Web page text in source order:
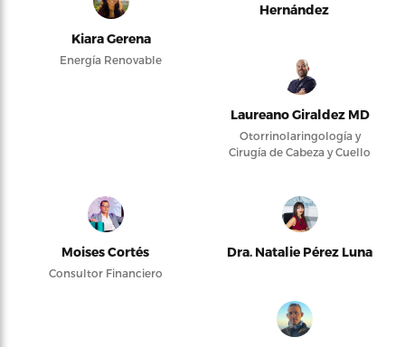
Kiara Gerena
Energía Renovable
Hernández
Laureano Giraldez MD
Otorrinolaringología y
Cirugía de Cabeza y Cuello
Moises Cortés
Consultor Financiero
Dra. Natalie Pérez Luna